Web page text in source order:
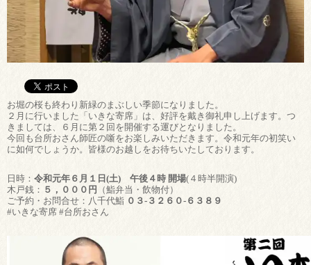
お堀の桜も終わり新緑のまぶしい季節になりました。
２月に行いました「いきな寄席」は、好評を戴き御礼申し上げます。つ
きましては、６月に第２回を開催する運びとなりました。
今回も台所おさん師匠の噺をお楽しみいただきます。令和元年の初笑い
に如何でしょうか。皆様のお越しをお待ちいたしております。
日時： 令和元年６月１日(土) 午後４時 開場(４時半開演)
木戸銭： ５，０００円
（鮨弁当・飲物付）
ご予約・お問合せ：八千代鮨 ０３-３２６０-６３８９
#いきな寄席 #台所おさん